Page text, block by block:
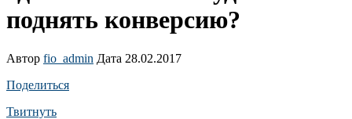
поднять конверсию?
Автор fio_admin Дата 28.02.2017
Поделиться
Твитнуть